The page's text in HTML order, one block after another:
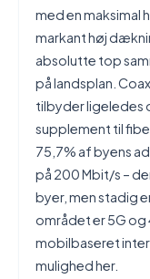
med en maksimal
markant høj
absolutte top
på landsplan.
tilbyder ligeledes
supplement til
75,7% af byens
på 200 Mbit/s –
byer, men stadig
området er 5G
mobilbaseret
mulighed her.